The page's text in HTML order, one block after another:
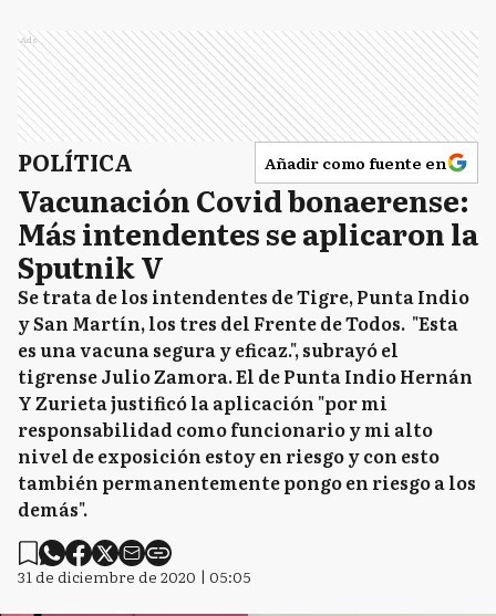
Ads
POLÍTICA Añadir como fuente en
Vacunación Covid bonaerense:
Más intendentes se aplicaron la
Sputnik V
Se trata de los intendentes de Tigre, Punta Indio
y San Martín, los tres del Frente de Todos. "Esta
es una vacuna segura y eficaz.", subrayó el
tigrense Julio Zamora. El de Punta Indio Hernán
Y Zurieta justificó la aplicación "por mi
responsabilidad como funcionario y mi alto
nivel de exposición estoy en riesgo y con esto
también permanentemente pongo en riesgo a los
demás".
31 de diciembre de 2020 | 05:05